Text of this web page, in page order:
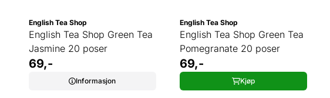
English Tea Shop
English Tea Shop Green Tea
Jasmine 20 poser
69,-
Informasjon
English Tea Shop
English Tea Shop Green Tea
Pomegranate 20 poser
69,-
Kjøp